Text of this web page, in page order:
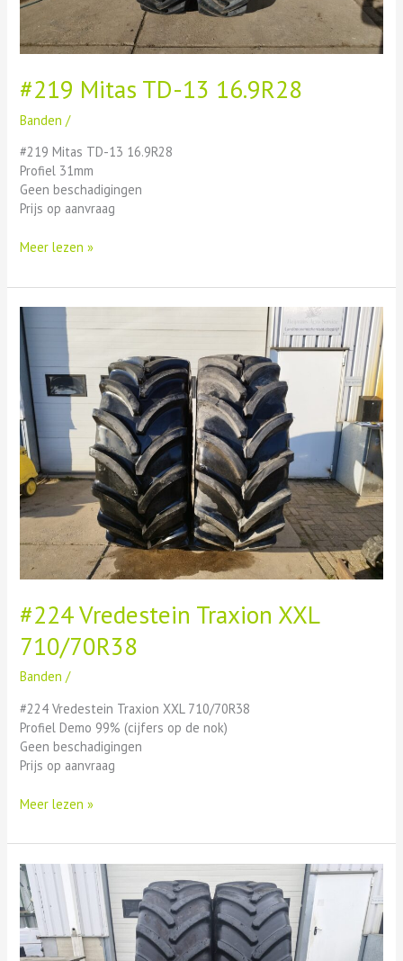
#219 Mitas TD-13 16.9R28
Banden /
#219 Mitas TD-13 16.9R28
Profiel 31mm
Geen beschadigingen
Prijs op aanvraag
Meer lezen »
#224 Vredestein Traxion XXL
710/70R38
Banden /
#224 Vredestein Traxion XXL 710/70R38
Profiel Demo 99% (cijfers op de nok)
Geen beschadigingen
Prijs op aanvraag
#224
Vredestein
Traxion
XXL
710/70R38
Meer lezen »
#218
Continental
650/65R42